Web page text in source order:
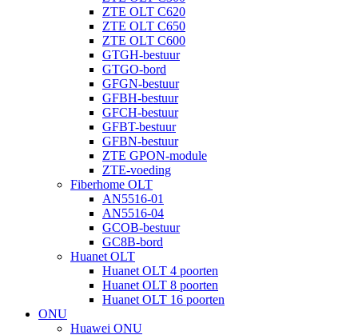
ZTE OLT C620
ZTE OLT C650
ZTE OLT C600
GTGH-bestuur
GTGO-bord
GFGN-bestuur
GFBH-bestuur
GFCH-bestuur
GFBT-bestuur
GFBN-bestuur
ZTE GPON-module
ZTE-voeding
Fiberhome OLT
AN5516-01
AN5516-04
GCOB-bestuur
GC8B-bord
Huanet OLT
Huanet OLT 4 poorten
Huanet OLT 8 poorten
Huanet OLT 16 poorten
ONU
Huawei ONU